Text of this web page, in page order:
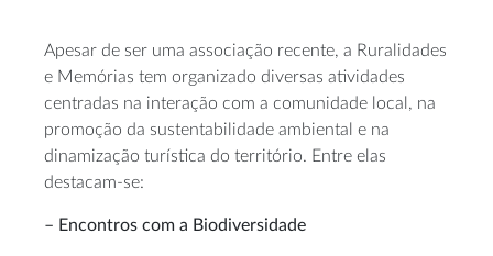
Apesar de ser uma associação recente, a Ruralidades
e Memórias tem organizado diversas atividades
centradas na interação com a comunidade local, na
promoção da sustentabilidade ambiental e na
dinamização turística do território. Entre elas
destacam-se:
– Encontros com a Biodiversidade